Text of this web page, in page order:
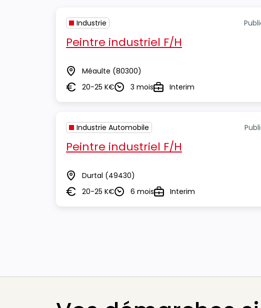
Industrie
Peintre industriel F/H
Lieu Méaulte (80300)
Salaire20-25 K€Durée3 moisTypeInterim
Industrie Automobile
Peintre industriel F/H
Lieu Durtal (49430)
Salaire20-25 K€Durée6 moisTypeInterim